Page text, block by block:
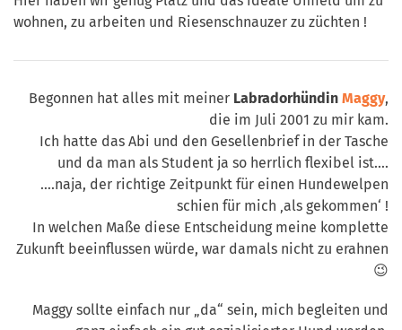
wohnen, zu arbeiten und Riesenschnauzer zu züchten !
Begonnen hat alles mit meiner Labradorhündin Maggy,
die im Juli 2001 zu mir kam.
Ich hatte das Abi und den Gesellenbrief in der Tasche
und da man als Student ja so herrlich flexibel ist….
….naja, der richtige Zeitpunkt für einen Hundewelpen
schien für mich ‚als gekommen‘ !
In welchen Maße diese Entscheidung meine komplette
Zukunft beeinflussen würde, war damals nicht zu erahnen
😉
Maggy sollte einfach nur „da“ sein, mich begleiten und